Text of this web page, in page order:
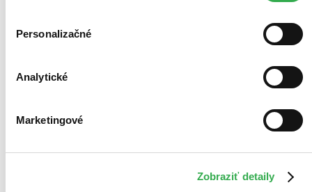
Personalizačné
Analytické
Marketingové
Zobraziť detaily